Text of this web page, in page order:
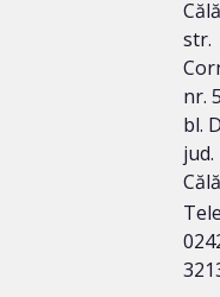
str.
nr.
bl.
jud.